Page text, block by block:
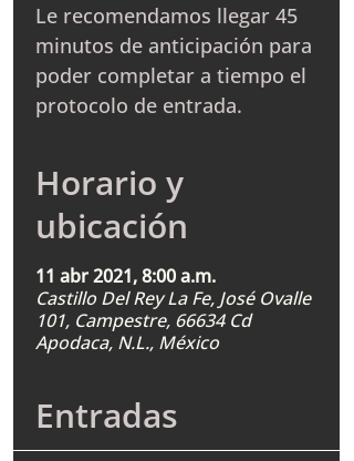
Le recomendamos llegar 45
minutos de anticipación para
poder completar a tiempo el
protocolo de entrada.
Horario y
ubicación
11 abr 2021, 8:00 a.m.
Castillo Del Rey La Fe, José Ovalle
101, Campestre, 66634 Cd
Apodaca, N.L., México
Entradas